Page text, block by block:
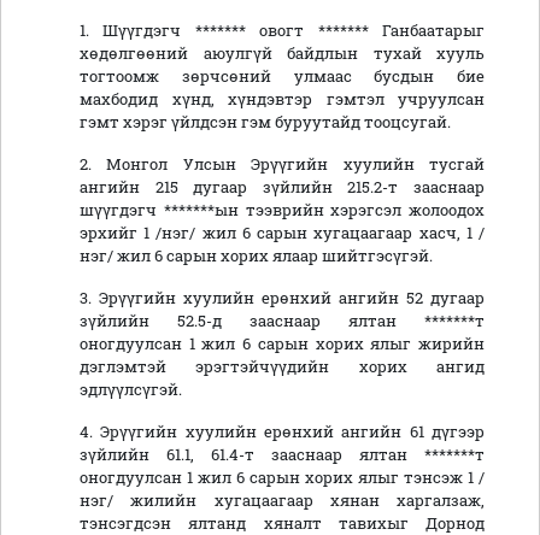
1. Шүүгдэгч ******* овогт ******* Ганбаатарыг
хөдөлгөөний аюулгүй байдлын тухай хууль
тогтоомж зөрчсөний улмаас бусдын бие
махбодид хүнд, хүндэвтэр гэмтэл учруулсан
гэмт хэрэг үйлдсэн гэм буруутайд тооцсугай.
2. Монгол Улсын Эрүүгийн хуулийн тусгай
ангийн 215 дугаар зүйлийн 215.2-т зааснаар
шүүгдэгч *******ын тээврийн хэрэгсэл жолоодох
эрхийг 1 /нэг/ жил 6 сарын хугацаагаар хасч, 1 /
нэг/ жил 6 сарын хорих ялаар шийтгэсүгэй.
3. Эрүүгийн хуулийн ерөнхий ангийн 52 дугаар
зүйлийн 52.5-д зааснаар ялтан *******т
оногдуулсан 1 жил 6 сарын хорих ялыг жирийн
дэглэмтэй эрэгтэйчүүдийн хорих ангид
эдлүүлсүгэй.
4. Эрүүгийн хуулийн ерөнхий ангийн 61 дүгээр
зүйлийн 61.1, 61.4-т зааснаар ялтан *******т
оногдуулсан 1 жил 6 сарын хорих ялыг тэнсэж 1 /
нэг/ жилийн хугацаагаар хянан харгалзаж,
тэнсэгдсэн ялтанд хяналт тавихыг Дорнод